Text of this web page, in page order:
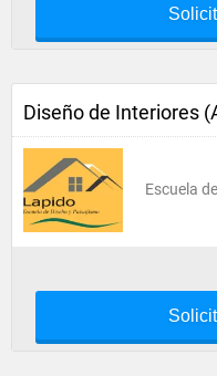
Diseño de Interiores
Escuela